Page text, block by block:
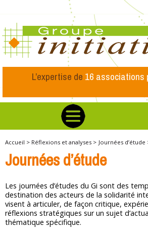
L’expertise de 16 associations
Accueil > Réflexions et analyses > Journées d’étude
Journées d’étude
Les journées d’études du Gi sont des
destination des acteurs de la solidarité
visent à articuler, de façon critique,
réflexions stratégiques sur un sujet
thématique spécifique.